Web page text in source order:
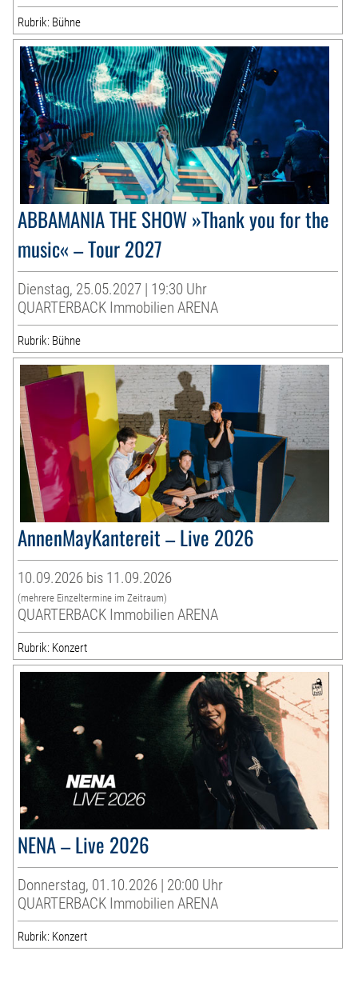
Rubrik: Bühne
ABBAMANIA THE SHOW »Thank you for the
music« – Tour 2027
Dienstag, 25.05.2027 | 19:30 Uhr
QUARTERBACK Immobilien ARENA
Rubrik: Bühne
AnnenMayKantereit – Live 2026
10.09.2026 bis 11.09.2026
(mehrere Einzeltermine im Zeitraum)
QUARTERBACK Immobilien ARENA
Rubrik: Konzert
NENA – Live 2026
Donnerstag, 01.10.2026 | 20:00 Uhr
QUARTERBACK Immobilien ARENA
Rubrik: Konzert